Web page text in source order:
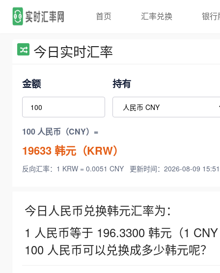
首页 汇率兑换 银行
今日实时汇率
金额 持有
100 人民币（CNY）=
19633韩元（KRW）
反向汇率：1 KRW = 0.0051 CNY 更新时间：2026-08-09
今日人民币兑换韩元汇率为：
1 人民币等于 196.3300 韩元（1
100 人民币可以兑换成多少韩元呢？